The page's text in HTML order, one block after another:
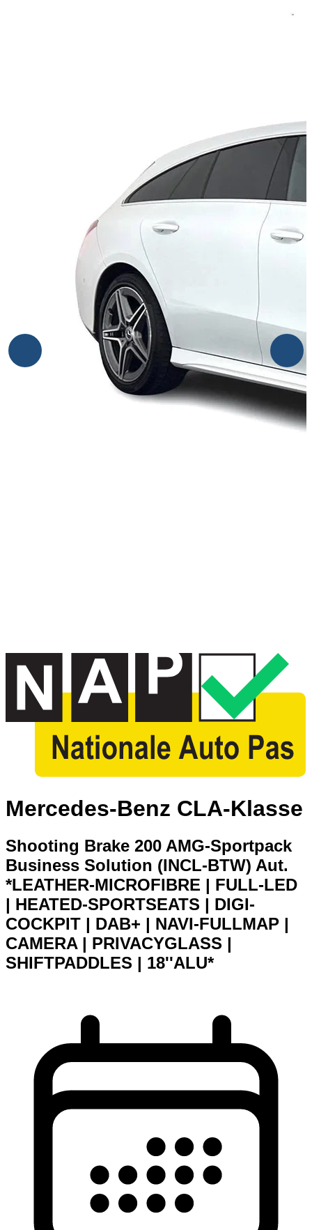
Mercedes-Benz CLA-Klasse
Shooting Brake 200 AMG-Sportpack
Business Solution (INCL-BTW) Aut.
*LEATHER-MICROFIBRE | FULL-LED
| HEATED-SPORTSEATS | DIGI-
COCKPIT | DAB+ | NAVI-FULLMAP |
CAMERA | PRIVACYGLASS |
SHIFTPADDLES | 18''ALU*